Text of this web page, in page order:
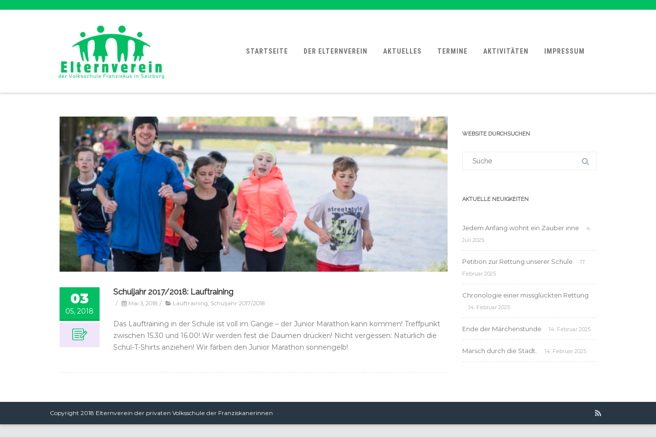
STARTSEITE DER ELTERNVEREIN AKTUELLES TERMINE AKTIVITÄTEN IMPRESSUM
03
05, 2018
Schuljahr 2017/2018: Lauftraining
/ Mai 3, 2018 / Lauftraining Schuljahr 2017/2018
Das Lauftraining in der Schule ist voll im Gange – der Junior Marathon kann kommen! Treffpunkt
zwischen 15.30 und 16.00! Wir werden fest die Daumen drücken! Nicht vergessen: Natürlich die
Schul-T-Shirts anziehen! Wir färben den Junior Marathon sonnengelb!
WEBSITE DURCHSUCHEN
AKTUELLE NEUIGKEITEN
Jedem Anfang wohnt ein Zauber inne
4.
Juli 2025
Petition zur Rettung unserer Schule
17.
Februar 2025
Chronologie einer missglückten Rettung
14. Februar 2025
Ende der Märchenstunde 14. Februar 2025
Marsch durch die Stadt. 14. Februar 2025
Copyright 2018 Elternverein der privaten Volksschule der Franziskanerinnen